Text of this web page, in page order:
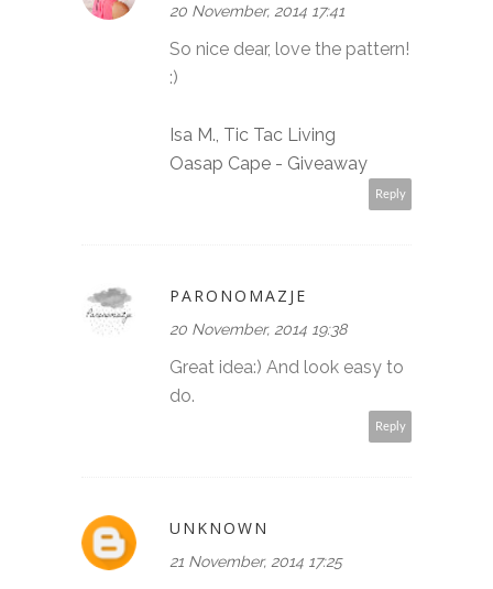
20 November, 2014 17:41
So nice dear, love the pattern!
:)
Isa M., Tic Tac Living
Oasap Cape - Giveaway
Reply
PARONOMAZJE
20 November, 2014 19:38
Great idea:) And look easy to
do.
Reply
UNKNOWN
21 November, 2014 17:25